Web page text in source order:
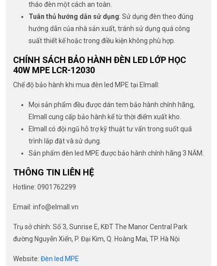
tháo đèn một cách an toàn.
Tuân thủ hướng dẫn sử dụng: Sử dụng đèn theo đúng
hướng dẫn của nhà sản xuất, tránh sử dụng quá công
suất thiết kế hoặc trong điều kiện không phù hợp.
CHÍNH SÁCH BẢO HÀNH ĐÈN LED LỚP HỌC
40W MPE LCR-12030
Chế độ bảo hành khi mua đèn led MPE tại Elmall:
Mọi sản phẩm đều được dán tem bảo hành chính hãng,
Elmall cung cấp bảo hành kể từ thời điểm xuất kho.
Elmall có đội ngũ hỗ trợ kỹ thuật tư vấn trong suốt quá
trình lắp đặt và sử dụng.
Sản phẩm đèn led MPE được bảo hành chính hãng 3 NĂM.
THÔNG TIN LIÊN HỆ
Hotline: 0901762299
Email: info@elmall.vn
Trụ sở chính: Số 3, Sunrise E, KĐT The Manor Central Park
đường Nguyễn Xiển, P. Đại Kim, Q. Hoàng Mai, TP. Hà Nội
Website: Đèn led MPE